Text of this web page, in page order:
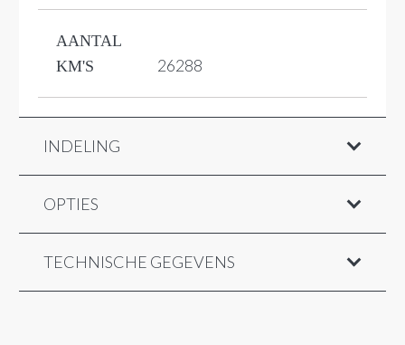
AANTAL
KM'S
26288
INDELING
OPTIES
TECHNISCHE GEGEVENS